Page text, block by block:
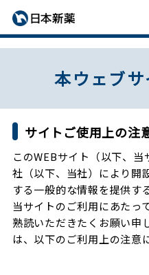
本ウェブ
サイトご使用上の注
このWEBサイト（以下、
社（以下、当社）により開
する一般的な情報を提供す
当サイトのご利用にあたっ
熟読いただきたくお願い申
は、以下のご利用上の注意